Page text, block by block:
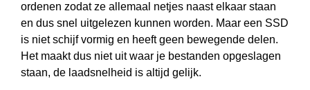
ordenen zodat ze allemaal netjes naast elkaar staan
en dus snel uitgelezen kunnen worden. Maar een SSD
is niet schijf vormig en heeft geen bewegende delen.
Het maakt dus niet uit waar je bestanden opgeslagen
staan, de laadsnelheid is altijd gelijk.